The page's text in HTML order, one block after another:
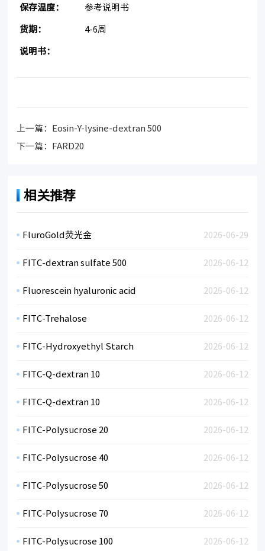
保存温度： 参考说明书
货期： 4-6周
说明书：
上一篇：
Eosin-Y-lysine-dextran 500
下一篇：
FARD20
相关推荐
2026-06-29
FluroGold荧光金
2026-06-12
FITC-dextran sulfate 500
2026-06-12
Fluorescein hyaluronic acid
2026-06-12
FITC-Trehalose
2026-06-12
FITC-Hydroxyethyl Starch
2026-06-12
FITC-Q-dextran 10
2026-06-12
FITC-Q-dextran 10
2026-06-12
FITC-Polysucrose 20
2026-06-12
FITC-Polysucrose 40
2026-06-12
FITC-Polysucrose 50
2026-06-12
FITC-Polysucrose 70
2026-06-12
FITC-Polysucrose 100